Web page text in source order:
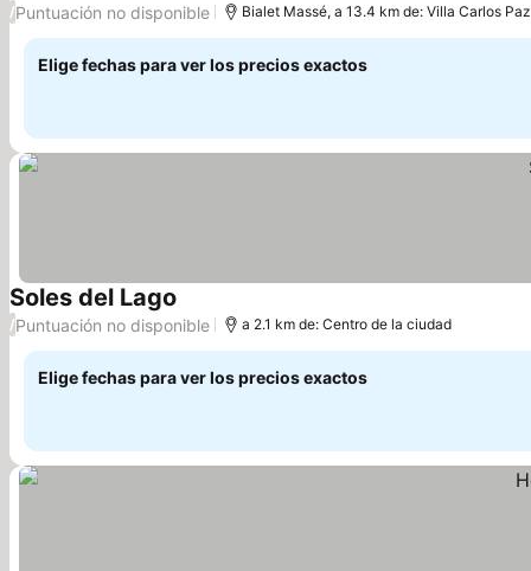
/Puntuación no disponible Bialet Massé, a 13.4 km de: Villa Carlos Paz
Elige fechas para ver los precios exactos
Soles del Lago Ver precios
/Puntuación no disponible a 2.1 km de: Centro de la ciudad
Elige fechas para ver los precios exactos